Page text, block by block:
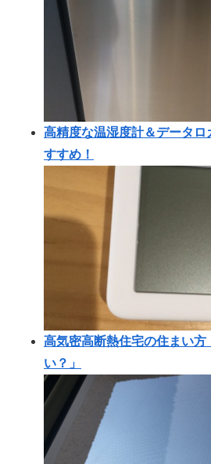
高精度な温湿度計＆データ
すすめ！
高気密高断熱住宅の住まい
い？」